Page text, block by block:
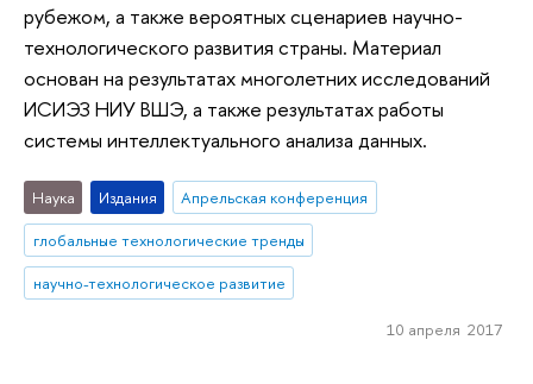
рубежом, а также вероятных сценариев научно-
технологического развития страны. Материал
основан на результатах многолетних исследований
ИСИЭЗ НИУ ВШЭ, а также результатах работы
системы интеллектуального анализа данных.
Наука Издания
Апрельская конференция
глобальные технологические тренды
научно-технологическое развитие
10 апреля 2017